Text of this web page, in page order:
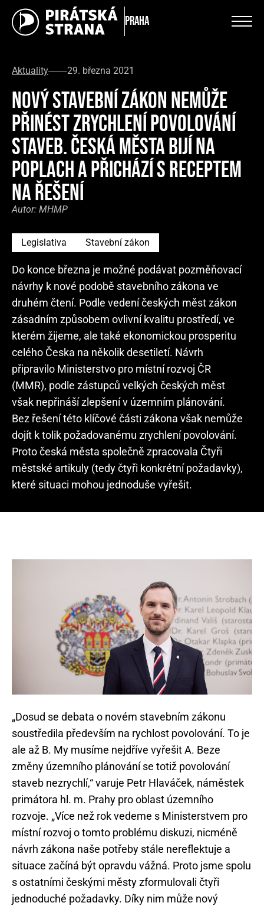
Praha
Aktuality 29. března 2021
NOVÝ STAVEBNÍ ZÁKON NEMŮŽE
PŘINÉST ZRYCHLENÍ POVOLOVÁNÍ
STAVEB. ČESKÁ MĚSTA BIJÍ NA
POPLACH A PŘICHÁZÍ S RECEPTEM
NA ŘEŠENÍ
Autor: MHMP
Legislativa Stavební zákon
Do konce března je možné podávat pozměňovací
návrhy k nové podobě stavebního zákona ve
druhém čtení. Podle vedení českých měst zákon
zásadním způsobem ovlivní kvalitu prostředí, ve
kterém žijeme, ale také ekonomickou prosperitu
celého Česka na několik desetiletí. Návrh
připravilo Ministerstvo pro místní rozvoj ČR
(MMR), podle zástupců velkých českých měst
však nepřináší zlepšení v územním plánování.
Bez řešení této klíčové části zákona však nemůže
dojít k tolik požadovanému zrychlení povolování.
Proto česká města společně zpracovala Čtyři
městské artikuly (tedy čtyři konkrétní požadavky),
které situaci mohou jednoduše vyřešit.
„Dosud se debata o novém stavebním zákonu
soustředila především na rychlost povolování. To je
ale až B. My musíme nejdříve vyřešit A. Beze
změny územního plánování se totiž povolování
staveb nezrychlí,“ varuje Petr Hlaváček, náměstek
primátora hl. m. Prahy pro oblast územního
rozvoje. „Více než rok vedeme s Ministerstvem pro
místní rozvoj o tomto problému diskuzi, nicméně
návrh zákona naše potřeby stále nereflektuje a
situace začíná být opravdu vážná. Proto jsme spolu
s ostatními českými městy zformulovali čtyři
jednoduché požadavky. Díky nim může nový